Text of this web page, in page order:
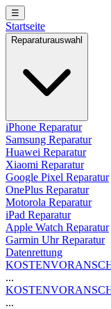
☰
Startseite
Reparaturauswahl
iPhone Reparatur
Samsung Reparatur
Huawei Reparatur
Xiaomi Reparatur
Google Pixel Reparatur
OnePlus Reparatur
Motorola Reparatur
iPad Reparatur
Apple Watch Reparatur
Garmin Uhr Reparatur
Datenrettung
...
...